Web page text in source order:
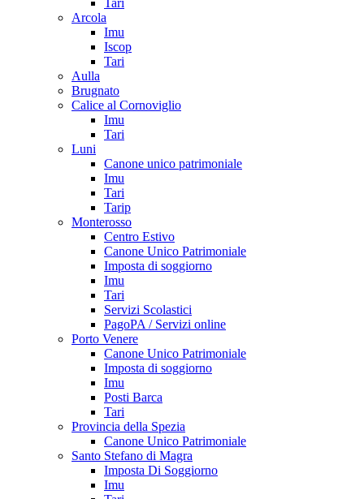
Arcola
Imu
Iscop
Tari
Aulla
Brugnato
Calice al Cornoviglio
Imu
Tari
Luni
Canone unico patrimoniale
Imu
Tari
Tarip
Monterosso
Centro Estivo
Canone Unico Patrimoniale
Imposta di soggiorno
Imu
Tari
Servizi Scolastici
PagoPA / Servizi online
Porto Venere
Canone Unico Patrimoniale
Imposta di soggiorno
Imu
Posti Barca
Tari
Provincia della Spezia
Canone Unico Patrimoniale
Santo Stefano di Magra
Imposta Di Soggiorno
Imu